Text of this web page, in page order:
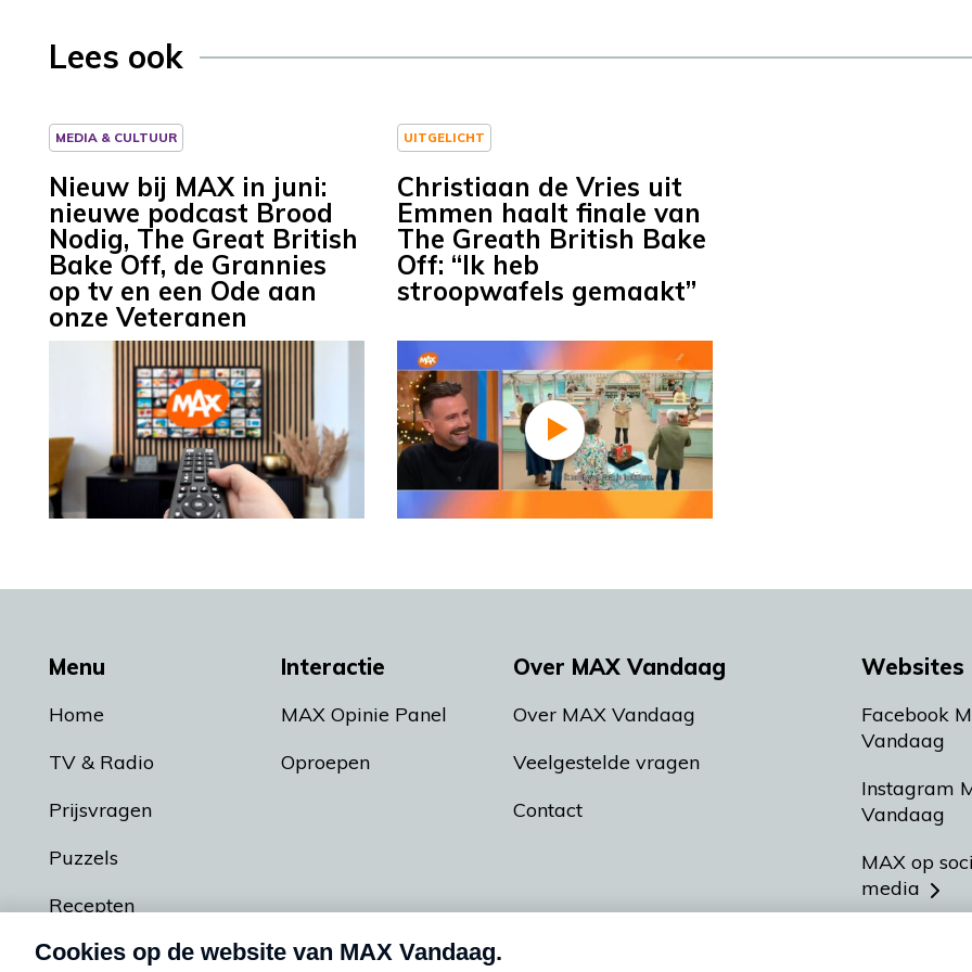
Lees ook
MEDIA & CULTUUR
Nieuw bij MAX in juni:
nieuwe podcast Brood
Nodig, The Great British
Bake Off, de Grannies
op tv en een Ode aan
onze Veteranen
UITGELICHT
Christiaan de Vries uit
Emmen haalt finale van
The Greath British Bake
Off: “Ik heb
stroopwafels gemaakt”
Menu
Home
TV & Radio
Prijsvragen
Puzzels
Recepten
Podcasts
Interactie
MAX Opinie Panel
Oproepen
Over MAX Vandaag
Over MAX Vandaag
Veelgestelde vragen
Contact
Websites
Facebook
Vandaag
Instagram
Vandaag
MAX op
media